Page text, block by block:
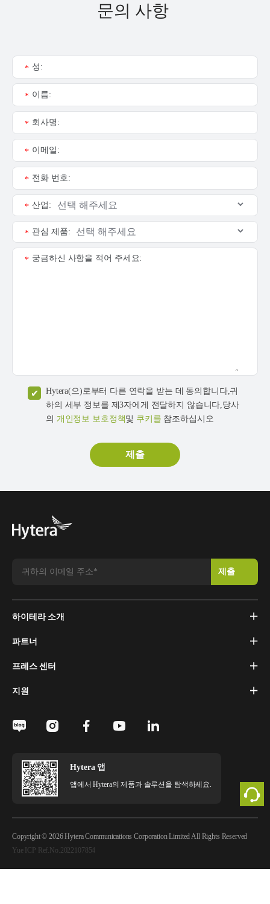
문의 사항
성:
*
이름:
*
회사명:
*
이메일:
*
전화 번호:
*
산업:
*
관심 제품:
*
궁금하신 사항을 적어 주세요:
*
Hytera(으)로부터 다른 연락을 받는 데 동의합니다,귀
하의 세부 정보를 제3자에게 전달하지 않습니다,당사
의 개인정보 보호정책및 쿠키를 참조하십시오
하이테라 소개
파트너
프레스 센터
지원
Hytera 앱
앱에서 Hytera의 제품과 솔루션을 탐색하세요.
Copyright © 2026 Hytera Communications Corporation Limited All Rights Reserved
Yue ICP Ref.No.2022107854